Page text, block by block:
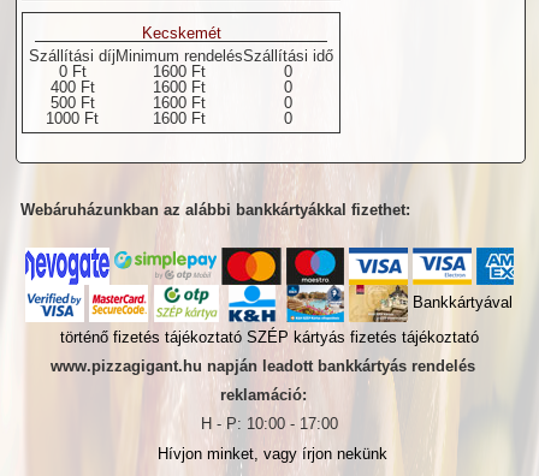
Kecskemét
Szállítási díjMinimum rendelésSzállítási idő
0 Ft
1600 Ft
0
400 Ft
1600 Ft
0
500 Ft
1600 Ft
0
1000 Ft
1600 Ft 0
Webáruházunkban az alábbi bankkártyákkal fizethet:
Bankkártyával
történő fizetés tájékoztató SZÉP kártyás fizetés tájékoztató
www.pizzagigant.hu napján leadott bankkártyás rendelés
reklamáció:
H - P: 10:00 - 17:00
Hívjon minket, vagy írjon nekünk